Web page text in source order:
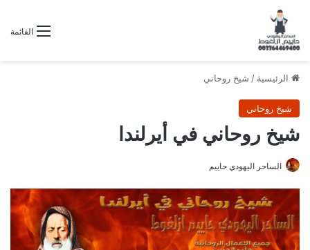
القائمة
الرئيسية / شيخ روحاني
شيخ روحاني
شيخ روحاني في أيرلندا
الساحر اليهودي حاييم